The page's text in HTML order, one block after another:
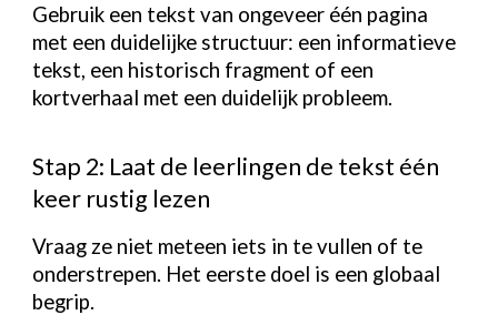
Gebruik een tekst van ongeveer één pagina
met een duidelijke structuur: een informatieve
tekst, een historisch fragment of een
kortverhaal met een duidelijk probleem.
Stap 2: Laat de leerlingen de tekst één
keer rustig lezen
Vraag ze niet meteen iets in te vullen of te
onderstrepen. Het eerste doel is een globaal
begrip.